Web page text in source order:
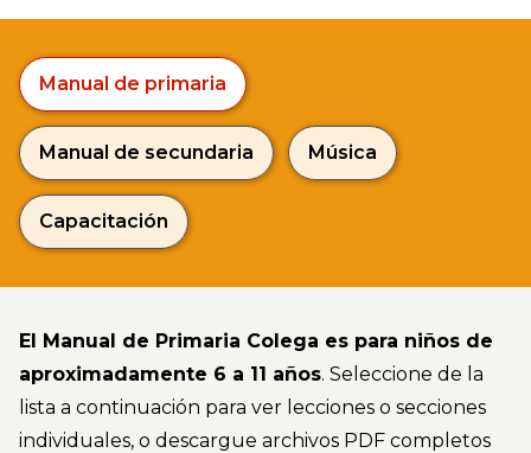
Manual de primaria
Manual de secundaria Música
Capacitación
El Manual de Primaria Colega es para niños de
aproximadamente 6 a 11 años. Seleccione de la
lista a continuación para ver lecciones o secciones
individuales, o descargue archivos PDF completos